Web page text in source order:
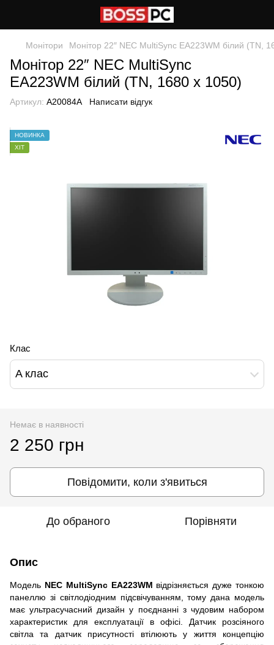
Монітори Монітор 22″ NEC MultiSync EA223WM білий (TN,
Монітор 22″ NEC MultiSync
EA223WM білий (TN, 1680 x 1050)
Артикул: A20084A Написати відгук
НОВИНКА
ХІТ
Клас
A клас
Немає в наявності
2 250 грн
Повідомити, коли з'явиться
До обраного Порівняти
Опис
Модель NEC MultiSync EA223WM відрізняється дуже тонкою
панеллю зі світлодіодним підсвічуванням, тому дана модель
має ультрасучасний дизайн у поєднанні з чудовим набором
характеристик для експлуатації в офісі. Датчик розсіяного
світла та датчик присутності втілюють у життя концепцію